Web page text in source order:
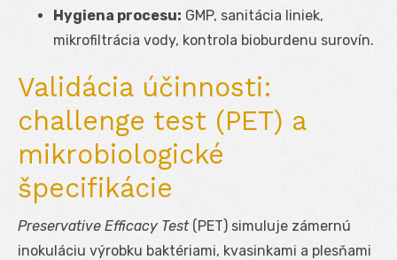
Hygiena procesu: GMP, sanitácia liniek,
mikrofiltrácia vody, kontrola bioburdenu surovín.
Validácia účinnosti:
challenge test (PET) a
mikrobiologické
špecifikácie
Preservative Efficacy Test(PET) simuluje zámernú
inokuláciu výrobku baktériami, kvasinkami a plesňami